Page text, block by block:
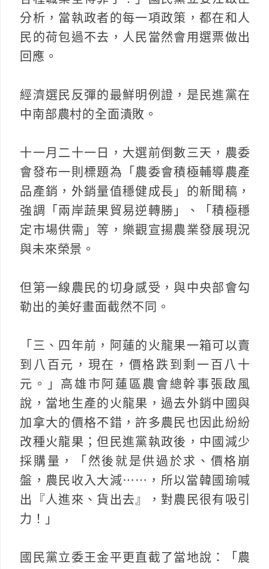
分析，當執政者的每一項政策，都在和人
民的荷包過不去，人民當然會用選票做出
回應。
經濟選民反彈的最鮮明例證，是民進黨在
中南部農村的全面潰敗。
十一月二十一日，大選前倒數三天，農委
會發布一則標題為「農委會積極輔導農產
品產銷，外銷量值穩健成長」的新聞稿，
強調「兩岸蔬果貿易逆轉勝」、「積極穩
定市場供需」等，樂觀宣揚農業發展現況
與未來榮景。
但第一線農民的切身感受，與中央部會勾
勒出的美好畫面截然不同。
「三、四年前，阿蓮的火龍果一箱可以賣
到八百元，現在，價格跌到剩一百八十
元。」高雄市阿蓮區農會總幹事張啟風
說，當地生產的火龍果，過去外銷中國與
加拿大的價格不錯，許多農民也因此紛紛
改種火龍果；但民進黨執政後，中國減少
採購量，「然後就是供過於求、價格崩
盤，農民收入大減⋯⋯，所以當韓國瑜喊
出『人進來、貨出去』，對農民很有吸引
力！」
國民黨立委王金平更直截了當地說：「農